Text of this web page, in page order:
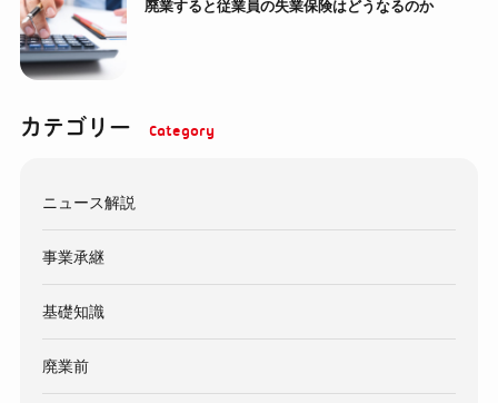
廃業すると従業員の失業保険はどうなるのか
カテゴリー
ニュース解説
事業承継
基礎知識
廃業前